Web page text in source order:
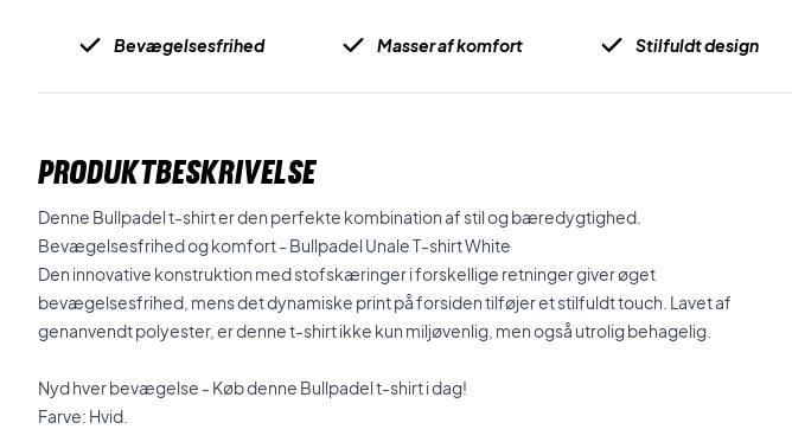
Bevægelsesfrihed Masser af komfort Stilfuldt design
PRODUKTBESKRIVELSE
Denne Bullpadel t-shirt er den perfekte kombination af stil og bæredygtighed.
Bevægelsesfrihed og komfort - Bullpadel Unale T-shirt White
Den innovative konstruktion med stofskæringer i forskellige retninger giver øget
bevægelsesfrihed, mens det dynamiske print på forsiden tilføjer et stilfuldt touch. Lavet af
genanvendt polyester, er denne t-shirt ikke kun miljøvenlig, men også utrolig behagelig.
Nyd hver bevægelse - Køb denne Bullpadel t-shirt i dag!
Farve: Hvid.